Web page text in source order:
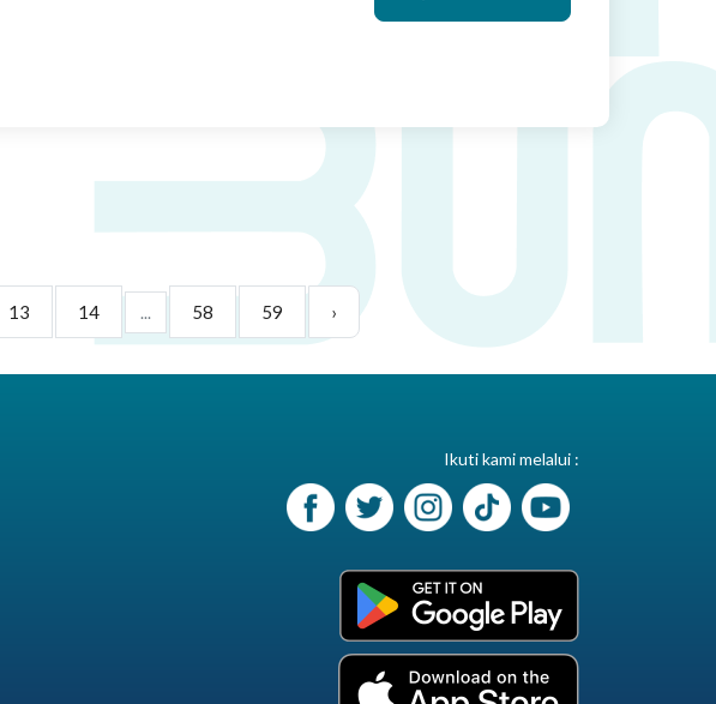
13 14 ... 58 59 ›
Ikuti kami melalui :